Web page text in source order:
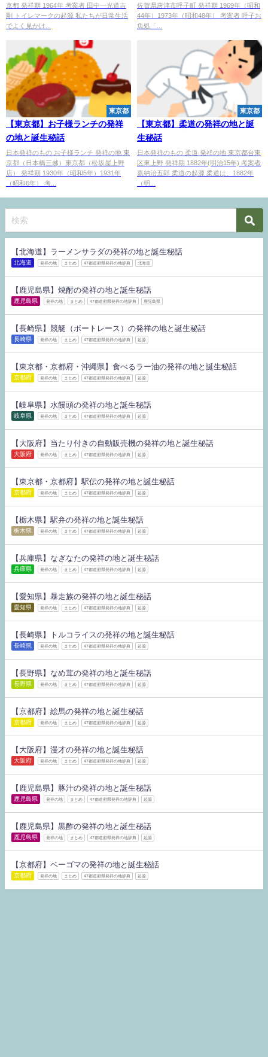
京都 発祥期 1964年 考案者 田中一光道吉
剛 トイレマークの起源 私たちが日常生活
でよく見かけ...
佐賀県唐津市呼子町 発祥期 1969年（昭和
44年）1973年（昭和48年） 考案者 呼子お
魚処「...
東京都
【東京都】お子様ランチの発祥
の地と誕生秘話
日本発祥のもの お子様ランチ 発祥の地 東
京都（日本橋三越）東京都（松坂屋上野
店） 発祥期 1930年（昭和5年）1931年
（昭和6年） 考...
東京都
【東京都】柔道の発祥の地と誕
生秘話
日本発祥のもの 柔道 発祥の地 東京都台東
区東上野 発祥期 1882年(明治15年) 考案者
嘉納治五郎 柔道の起源 柔道は、1882年
（明...
【北海道】ラーメンサラダの発祥の地と誕生秘話
北海道 発祥の地 まとめ 47都道府県発祥の地辞典 北海道
【鹿児島県】焼酎の発祥の地と誕生秘話
鹿児島県 発祥の地 まとめ 47都道府県発祥の地辞典 鹿児島県
【長崎県】競艇（ボートレース）の発祥の地と誕生秘話
長崎県 発祥の地 まとめ 47都道府県発祥の地辞典 起源
【東京都・京都府・沖縄県】食べるラー油の発祥の地と誕生秘話
京都府 発祥の地 まとめ 47都道府県発祥の地辞典 起源
【岐阜県】水饅頭の発祥の地と誕生秘話
岐阜県 発祥の地 まとめ 47都道府県発祥の地辞典 起源
【大阪府】当たり付きの自動販売機の発祥の地と誕生秘話
大阪府 発祥の地 まとめ 47都道府県発祥の地辞典 起源
【東京都・京都府】駅伝の発祥の地と誕生秘話
京都府 発祥の地 まとめ 47都道府県発祥の地辞典 起源
【栃木県】駅弁の発祥の地と誕生秘話
栃木県 発祥の地 まとめ 47都道府県発祥の地辞典 起源
【兵庫県】なぎなたの発祥の地と誕生秘話
兵庫県 発祥の地 まとめ 47都道府県発祥の地辞典 起源
【愛知県】暴走族の発祥の地と誕生秘話
愛知県 発祥の地 まとめ 47都道府県発祥の地辞典 起源
【長崎県】トルコライスの発祥の地と誕生秘話
長崎県 発祥の地 まとめ 47都道府県発祥の地辞典 起源
【長野県】なめ茸の発祥の地と誕生秘話
長野県 発祥の地 まとめ 47都道府県発祥の地辞典 起源
【京都府】絵馬の発祥の地と誕生秘話
京都府 発祥の地 まとめ 47都道府県発祥の地辞典 起源
【大阪府】漫才の発祥の地と誕生秘話
大阪府 発祥の地 まとめ 47都道府県発祥の地辞典 起源
【鹿児島県】豚汁の発祥の地と誕生秘話
鹿児島県 発祥の地 まとめ 47都道府県発祥の地辞典 起源
【鹿児島県】黒酢の発祥の地と誕生秘話
鹿児島県 発祥の地 まとめ 47都道府県発祥の地辞典 起源
【京都府】ベーゴマの発祥の地と誕生秘話
京都府 発祥の地 まとめ 47都道府県発祥の地辞典 起源